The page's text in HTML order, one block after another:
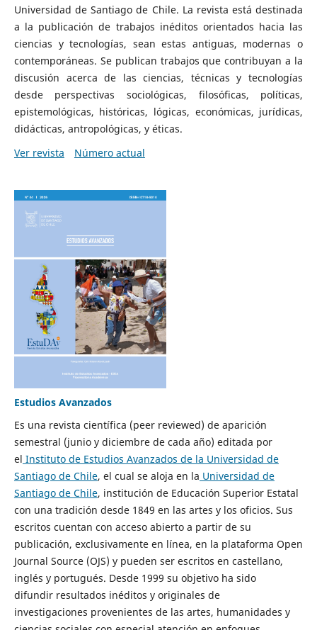
Universidad de Santiago de Chile. La revista está destinada
a la publicación de trabajos inéditos orientados hacia las
ciencias y tecnologías, sean estas antiguas, modernas o
contemporáneas. Se publican trabajos que contribuyan a la
discusión acerca de las ciencias, técnicas y tecnologías
desde perspectivas sociológicas, filosóficas, políticas,
epistemológicas, históricas, lógicas, económicas, jurídicas,
didácticas, antropológicas, y éticas.
Ver revista
Número actual
Estudios Avanzados
Es una revista científica (peer reviewed) de aparición
semestral (junio y diciembre de cada año) editada por
el Instituto de Estudios Avanzados de la Universidad de
Santiago de Chile, el cual se aloja en la Universidad de
Santiago de Chile, institución de Educación Superior Estatal
con una tradición desde 1849 en las artes y los oficios. Sus
escritos cuentan con acceso abierto a partir de su
publicación, exclusivamente en línea, en la plataforma Open
Journal Source (OJS) y pueden ser escritos en castellano,
inglés y portugués. Desde 1999 su objetivo ha sido
difundir resultados inéditos y originales de
investigaciones provenientes de las artes, humanidades y